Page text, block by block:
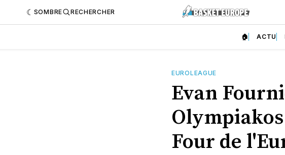
SOMBRE RECHERCHER
🏠 ACTU
EUROLEAGUE
Evan
Four de